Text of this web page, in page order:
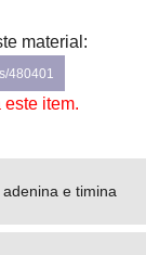
material:
480401
item.
e timina